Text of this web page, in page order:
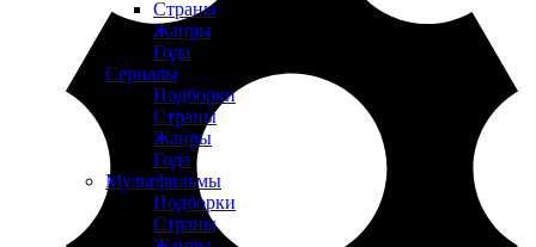
Страны
Жанры
Года
Сериалы
Подборки
Страны
Жанры
Года
Мультфильмы
Подборки
Страны